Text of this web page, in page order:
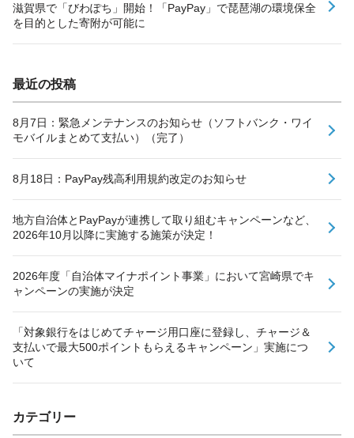
滋賀県で「びわぽち」開始！「PayPay」で琵琶湖の環境保全
を目的とした寄附が可能に
最近の投稿
8月7日：緊急メンテナンスのお知らせ（ソフトバンク・ワイ
モバイルまとめて支払い）（完了）
8月18日：PayPay残高利用規約改定のお知らせ
地方自治体とPayPayが連携して取り組むキャンペーンなど、
2026年10月以降に実施する施策が決定！
2026年度「自治体マイナポイント事業」において宮崎県でキ
ャンペーンの実施が決定
「対象銀行をはじめてチャージ用口座に登録し、チャージ＆
支払いで最大500ポイントもらえるキャンペーン」実施につ
いて
カテゴリー